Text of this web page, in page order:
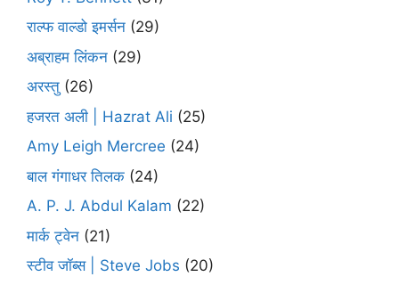
राल्फ वाल्डो इमर्सन (29)
अब्राहम लिंकन (29)
अरस्तु (26)
हजरत अली | Hazrat Ali (25)
Amy Leigh Mercree (24)
बाल गंगाधर तिलक (24)
A. P. J. Abdul Kalam (22)
मार्क ट्वेन (21)
स्टीव जॉब्स | Steve Jobs (20)